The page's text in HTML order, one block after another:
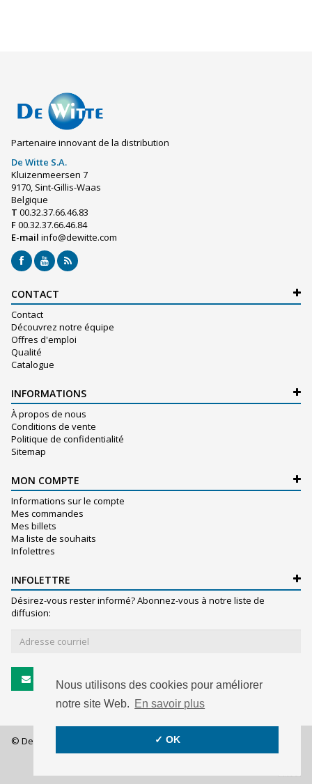
Nous utilisons des cookies pour améliorer
notre site Web. En savoir plus
✓ OK
Partenaire innovant de la distribution
De Witte S.A.
Kluizenmeersen 7
9170, Sint-Gillis-Waas
Belgique
T 00.32.37.66.46.83
F00.32.37.66.46.84
E-mail info@dewitte.com
CONTACT
Contact
Découvrez notre équipe
Offres d'emploi
Qualité
Catalogue
INFORMATIONS
À propos de nous
Conditions de vente
Politique de confidentialité
Sitemap
MON COMPTE
Informations sur le compte
Mes commandes
Mes billets
Ma liste de souhaits
Infolettres
INFOLETTRE
Désirez-vous rester informé? Abonnez-vous à notre liste de
diffusion:
S'abonner
© De Witte S.A. - 2026 - All rights reserved